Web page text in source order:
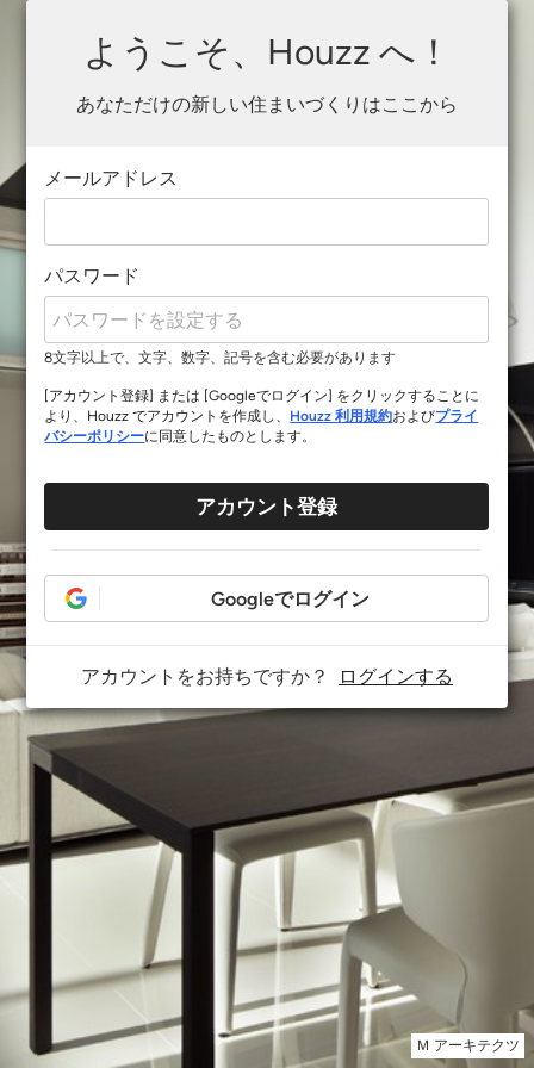
Ｍ アーキテクツ
ようこそ、Houzz へ！
あなただけの新しい住まいづくりはここから
メールアドレス
パスワード
8文字以上で、文字、数字、記号を含む必要があります
[アカウント登録] または [Googleでログイン] をクリックすることに
より、Houzz でアカウントを作成し、 Houzz 利用規約およびプライ
バシーポリシーに同意したものとします。
アカウント登録
Googleでログイン
アカウントをお持ちですか？ ログインする